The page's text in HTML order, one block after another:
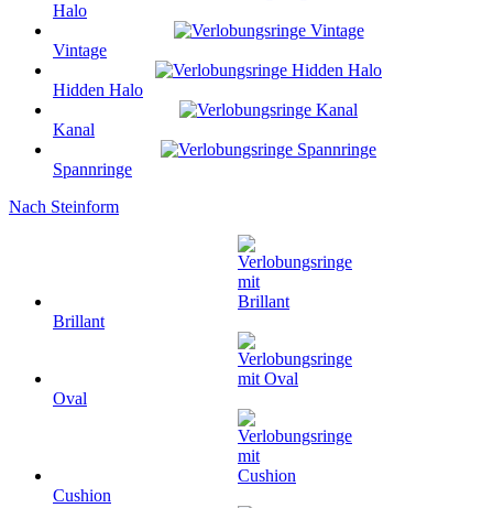
Halo
Vintage
Hidden Halo
Kanal
Spannringe
Nach Steinform
Brillant
Oval
Cushion